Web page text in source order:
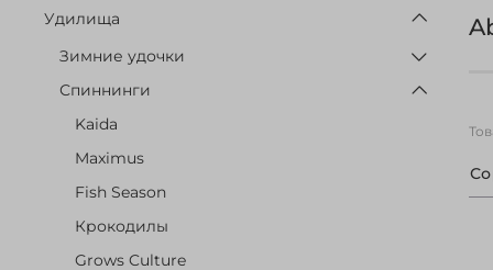
Удилища
Зимние удочки
Спиннинги
Kaida
Maximus
Fish Season
Крокодилы
Grows Culture